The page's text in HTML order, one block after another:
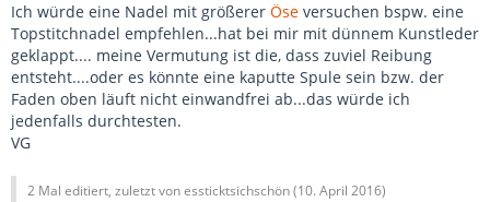
Ich würde eine Nadel mit größerer Öse versuchen bspw. eine
Topstitchnadel empfehlen...hat bei mir mit dünnem Kunstleder
geklappt.... meine Vermutung ist die, dass zuviel Reibung
entsteht....oder es könnte eine kaputte Spule sein bzw. der
Faden oben läuft nicht einwandfrei ab...das würde ich
jedenfalls durchtesten.
VG
2 Mal editiert, zuletzt von essticktsichschön (10. April 2016)